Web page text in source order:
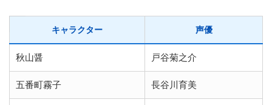
キャラクター 声優
秋山醤 戸谷菊之介
五番町霧子 長谷川育美